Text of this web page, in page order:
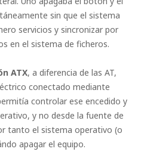
sin que el sistema
servicios y sincronizar por
en el sistema de ficheros.
ATX, a diferencia de las AT,
conectado mediante
controlar ese encedido y
y no desde la fuente de
tanto el sistema operativo (o
apagar el equipo.